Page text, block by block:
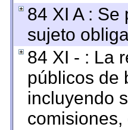
84 XI A :
sujeto
84 XI - : La
públicos de
incluyendo